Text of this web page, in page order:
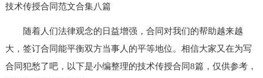
技术传授合同范文合集八篇
随着人们法律观念的日益增强，合同对我们的帮助越来越
大，签订合同能平衡双方当事人的平等地位。相信大家又在为写
合同犯愁了吧，以下是小编整理的技术传授合同8篇，仅供参考，